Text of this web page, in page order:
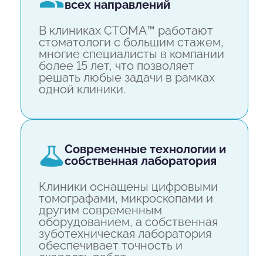
всех направлений
В клиниках СТОМА™ работают
стоматологи с большим стажем,
многие специалисты в компании
более 15 лет, что позволяет
решать любые задачи в рамках
одной клиники.
современные технологии и
собственная лаборатория
Клиники оснащены цифровыми
томографами, микроскопами и
другим современным
оборудованием, а собственная
зуботехническая лаборатория
обеспечивает точность и